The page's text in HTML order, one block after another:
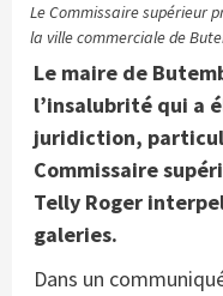
Le Commissaire supérieur
la ville commerciale de
Le maire de
l’insalubrité qui a
juridiction,
Commissaire
Telly Roger
galeries.
Dans un